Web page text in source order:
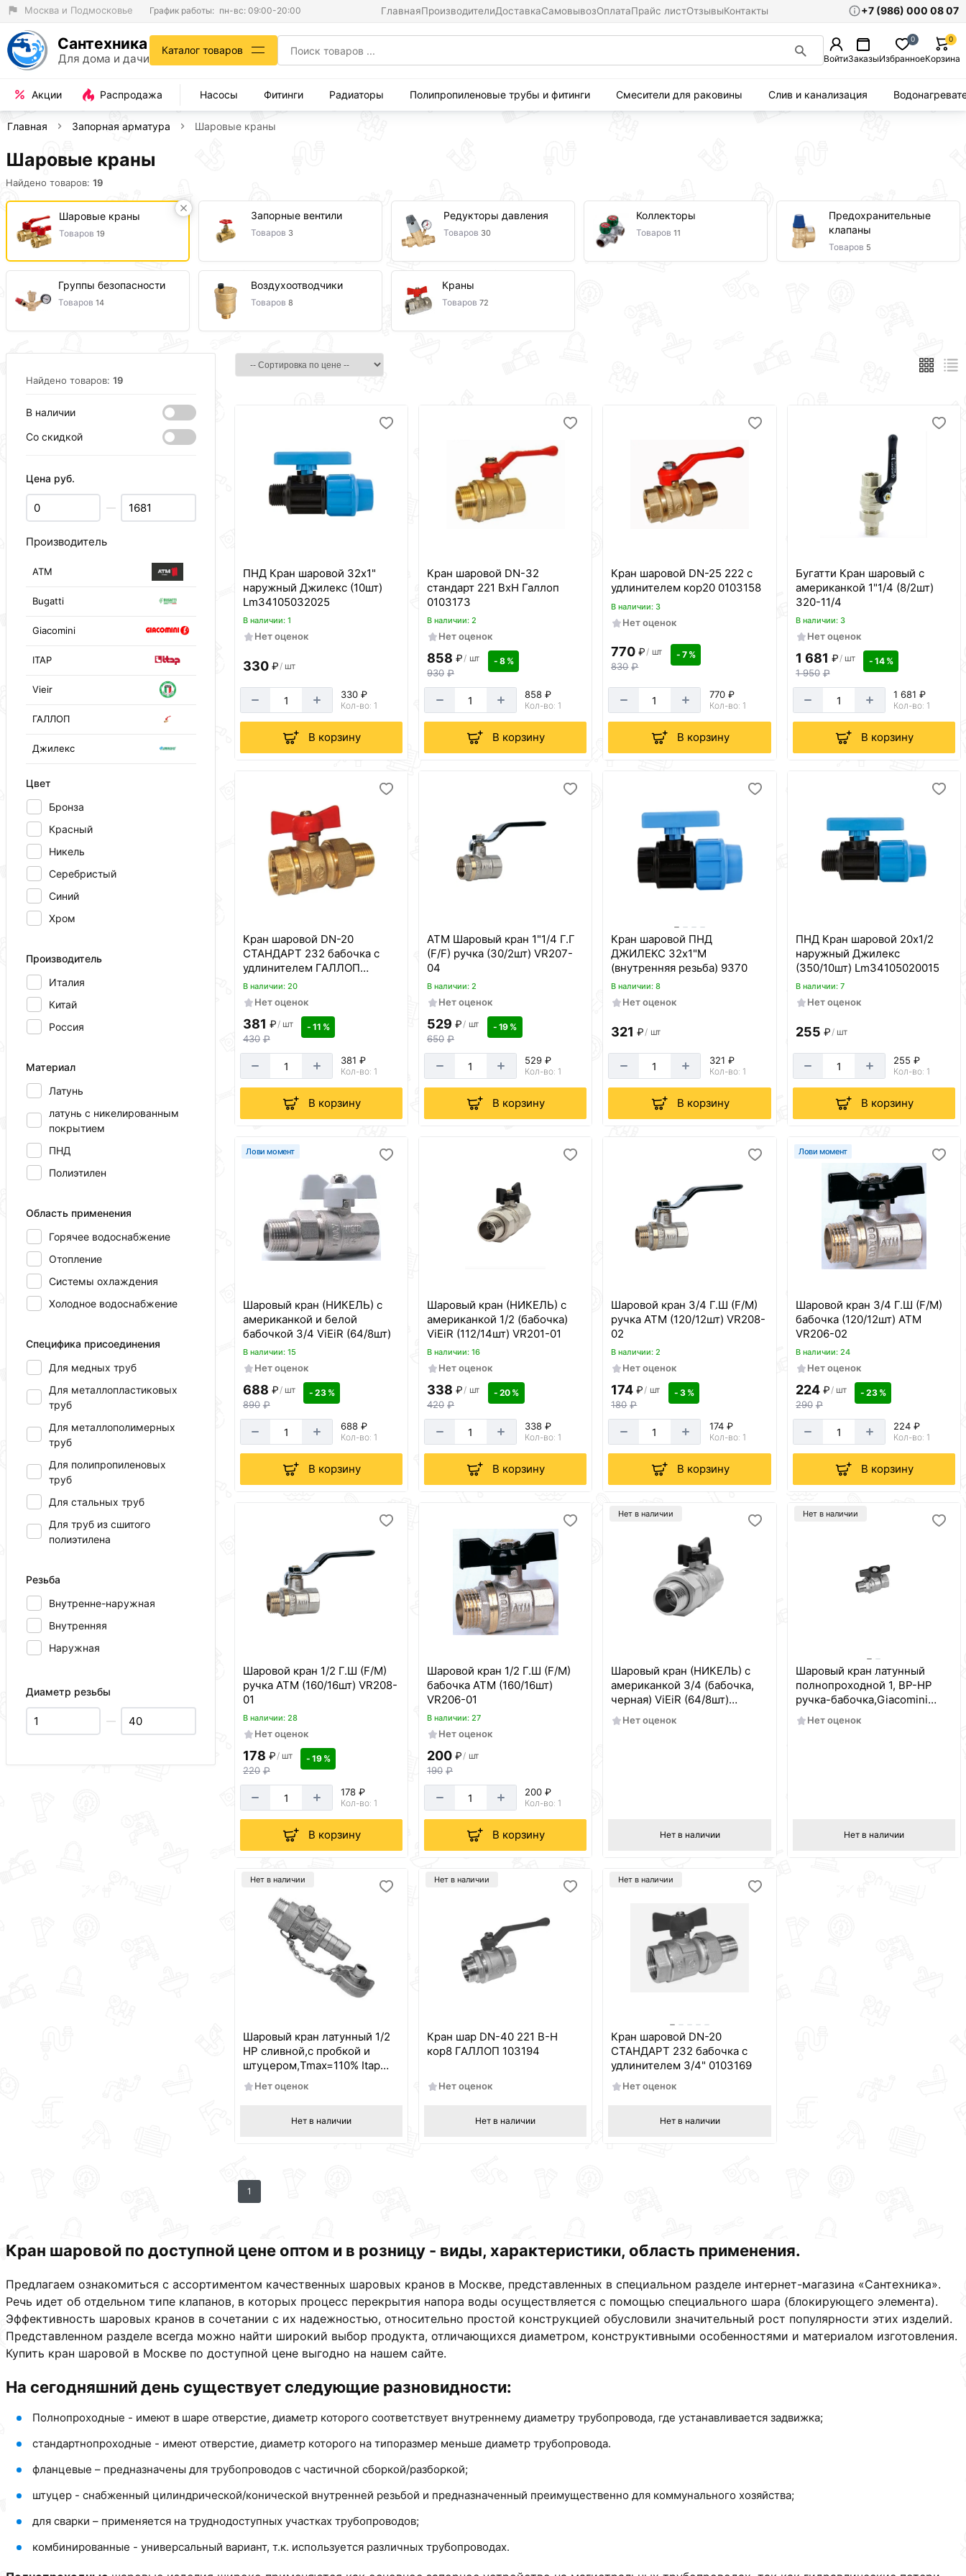
Москва и Подмосковье График работы: пн-вс: 09:00-20:00 ГлавнаяПроизводителиДоставкаСамовывозОплатаПрайс листОтзывыКонтакты +7 (986) 000 08 07
Сантехника
Для дома и дачи
Каталог товаров
ВойтиЗаказыИзбранное
0
Корзина
0
Акции Распродажа Насосы Фитинги Радиаторы Полипропиленовые трубы и фитинги Смесители для раковины Слив и канализация
Главная Запорная арматура Шаровые краны
Шаровые краны
Найдено товаров: 19
Шаровые краны
Товаров 19
Запорные вентили
Товаров 3
Редукторы давления
Товаров 30
Коллекторы
Товаров 11
Предохранительные
клапаны
Товаров 5
Группы безопасности
Товаров 14
Воздухоотводчики
Товаров 8
Краны
Товаров 72
Найдено товаров: 19
В наличии
Со скидкой
Цена руб.
—
Производитель
ATM
Bugatti
Giacomini
ITAP
Vieir
ГАЛЛОП
Джилекс
Цвет
Бронза
Красный
Никель
Серебристый
Синий
Хром
Производитель
Италия
Китай
Россия
Материал
Латунь
латунь с никелированным
покрытием
ПНД
Полиэтилен
Область применения
Горячее водоснабжение
Отопление
Системы охлаждения
Холодное водоснабжение
Специфика присоединения
Для медных труб
Для металлопластиковых
труб
Для металлополимерных
труб
Для полипропиленовых
труб
Для стальных труб
Для труб из сшитого
полиэтилена
Резьба
Внутренне-наружная
Внутренняя
Наружная
Диаметр резьбы
—
ПНД Кран шаровой 32х1"
наружный Джилекс (10шт)
Lm34105032025
В наличии: 1
Нет оценок
330 ₽ / шт
330 ₽
Кол-во: 1
В корзину
Кран шаровой DN-32
стандарт 221 ВхН Галлоп
0103173
В наличии: 2
Нет оценок
858 ₽/ шт
930 ₽
- 8 %
858 ₽
Кол-во: 1
В корзину
Кран шаровой DN-25 222 с
удлинителем кор20 0103158
В наличии: 3
Нет оценок
770 ₽ / шт
830 ₽
- 7 %
770 ₽
Кол-во: 1
В корзину
Бугатти Кран шаровый с
американкой 1"1/4 (8/2шт)
320-11/4
В наличии: 3
Нет оценок
1 681 ₽/ шт
1 950 ₽
- 14 %
1 681 ₽
Кол-во: 1
В корзину
Кран шаровой DN-20
СТАНДАРТ 232 бабочка с
удлинителем ГАЛЛОП
0103169
В наличии: 20
Нет оценок
381 ₽/ шт
430 ₽
- 11 %
381 ₽
Кол-во: 1
В корзину
АТМ Шаровый кран 1"1/4 Г.Г
(F/F) ручка (30/2шт) VR207-
04
В наличии: 2
Нет оценок
529 ₽/ шт
650 ₽
- 19 %
529 ₽
Кол-во: 1
В корзину
Кран шаровой ПНД
ДЖИЛЕКС 32х1"М
(внутренняя резьба) 9370
В наличии: 8
Нет оценок
321 ₽ / шт
321 ₽
Кол-во: 1
В корзину
ПНД Кран шаровой 20х1/2
наружный Джилекс
(350/10шт) Lm34105020015
В наличии: 7
Нет оценок
255 ₽ / шт
255 ₽
Кол-во: 1
В корзину
Лови момент
Шаровый кран (НИКЕЛЬ) с
американкой и белой
бабочкой 3/4 ViEiR (64/8шт)
В наличии: 15
Нет оценок
688 ₽/ шт
890 ₽
- 23 %
688 ₽
Кол-во: 1
В корзину
Шаровый кран (НИКЕЛЬ) с
американкой 1/2 (бабочка)
ViEiR (112/14шт) VR201-01
В наличии: 16
Нет оценок
338 ₽/ шт
420 ₽
- 20 %
338 ₽
Кол-во: 1
В корзину
Шаровой кран 3/4 Г.Ш (F/M)
ручка АТМ (120/12шт) VR208-
02
В наличии: 2
Нет оценок
174 ₽/ шт
180 ₽
- 3 %
174 ₽
Кол-во: 1
В корзину
Лови момент
Шаровой кран 3/4 Г.Ш (F/M)
бабочка (120/12шт) АТМ
VR206-02
В наличии: 24
Нет оценок
224 ₽/ шт
290 ₽
- 23 %
224 ₽
Кол-во: 1
В корзину
Шаровой кран 1/2 Г.Ш (F/M)
ручка АТМ (160/16шт) VR208-
01
В наличии: 28
Нет оценок
178 ₽/ шт
220 ₽
- 19 %
178 ₽
Кол-во: 1
В корзину
Шаровой кран 1/2 Г.Ш (F/M)
бабочка АТМ (160/16шт)
VR206-01
В наличии: 27
Нет оценок
200 ₽/ шт
190 ₽
200 ₽
Кол-во: 1
В корзину
Нет в наличии
Шаровый кран (НИКЕЛЬ) с
американкой 3/4 (бабочка,
черная) ViEiR (64/8шт)
VR204-02
Нет оценок
Нет в наличии
Нет в наличии
Шаровый кран латунный
полнопроходной 1, ВР-НР
ручка-бабочка,Giacomini
DADO R914
Нет оценок
Нет в наличии
Нет в наличии
Шаровый кран латунный 1/2
НР сливной,с пробкой и
штуцером,Tmax=110% Itap
139 40909 lnd
Нет оценок
Нет в наличии
Нет в наличии
Кран шар DN-40 221 В-Н
кор8 ГАЛЛОП 103194
Нет оценок
Нет в наличии
Нет в наличии
Кран шаровой DN-20
СТАНДАРТ 232 бабочка с
удлинителем 3/4" 0103169
Нет оценок
Нет в наличии
1
Кран шаровой по доступной цене оптом и в розницу - виды, характеристики, область применения.
Предлагаем ознакомиться с ассортиментом качественных шаровых кранов в Москве, представленных в специальном разделе интернет-магазина «Сантехника».
Речь идет об отдельном типе клапанов, в которых процесс перекрытия напора воды осуществляется с помощью специального шара (блокирующего элемента).
Эффективность шаровых кранов в сочетании с их надежностью, относительно простой конструкцией обусловили значительный рост популярности этих изделий.
Представленном разделе всегда можно найти широкий выбор продукта, отличающихся диаметром, конструктивными особенностями и материалом изготовления.
Купить кран шаровой в Москве по доступной цене выгодно на нашем сайте.
На сегодняшний день существует следующие разновидности:
Полнопроходные - имеют в шаре отверстие, диаметр которого соответствует внутреннему диаметру трубопровода, где устанавливается задвижка;
стандартнопроходные - имеют отверстие, диаметр которого на типоразмер меньше диаметр трубопровода.
фланцевые – предназначены для трубопроводов с частичной сборкой/разборкой;
штуцер - снабженный цилиндрической/конической внутренней резьбой и предназначенный преимущественно для коммунального хозяйства;
для сварки – применяется на труднодоступных участках трубопроводов;
комбинированные - универсальный вариант, т.к. используется различных трубопроводах.